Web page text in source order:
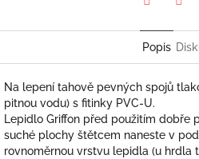
Popis
Na lepení tahově pevných spojů
pitnou vodu) s fitinky PVC-U.
Lepidlo Griffon před použitím dobře
suché plochy štětcem naneste v
rovnoměrnou vrstvu lepidla (u hrdla